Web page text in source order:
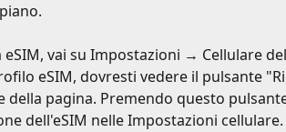
eSIM, vai su Impostazioni → Cellulare
eSIM, dovresti vedere il pulsante
della pagina. Premendo questo
dell'eSIM nelle Impostazioni cellulare.